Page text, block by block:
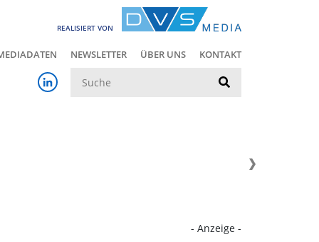
REALISIERT VON
NEWSLETTER ÜBER UNS KONTAKT
- Anzeige -